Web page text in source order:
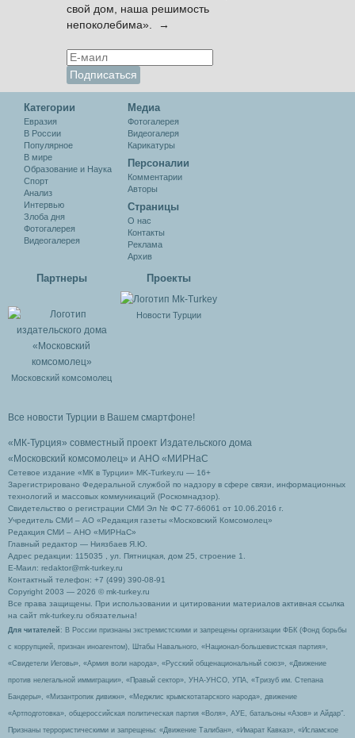
свой дом, наша решимость
непоколебима». →
Категории
Евразия
В России
Популярное
В мире
Образование и Наука
Спорт
Анализ
Интервью
Злоба дня
Фотогалерея
Видеогалерея
Медиа
Фотогалерея
Видеогалеря
Карикатуры
Персоналии
Комментарии
Авторы
Cтраницы
О нас
Контакты
Реклама
Архив
Партнеры
Московский комсомолец
Проекты
Новости Турции
Все новости Турции в Вашем смартфоне!
«МК-Турция» совместный проект Издательского дома
«Московский комсомолец» и АНО «МИРНаС
Сетевое издание «МК в Турции» MK-Turkey.ru — 16+
Зарегистрировано Федеральной службой по надзору в сфере связи, информационных
технологий и массовых коммуникаций (Роскомнадзор).
Свидетельство о регистрации СМИ Эл № ФС 77-66061 от 10.06.2016 г.
Учредитель СМИ – АО «Редакция газеты «Московский Комсомолец»
Редакция СМИ – АНО «МИРНаС»
Главный редактор — Ниязбаев Я.Ю.
Адрес редакции: 115035 , ул. Пятницкая, дом 25, строение 1.
Е-Маил: redaktor@mk-turkey.ru
Контактный телефон: +7 (499) 390-08-91
Copyright 2003 — 2026 © mk-turkey.ru
Все права защищены. При использовании и цитировании материалов активная ссылка
на сайт mk-turkey.ru обязательна!
Для читателей : В России признаны экстремистскими и запрещены организации ФБК (Фонд борьбы
с коррупцией, признан иноагентом), Штабы Навального, «Национал-большевистская партия»,
«Свидетели Иеговы», «Армия воли народа», «Русский общенациональный союз», «Движение
против нелегальной иммиграции», «Правый сектор», УНА-УНСО, УПА, «Тризуб им. Степана
Бандеры», «Мизантропик дивижн», «Меджлис крымскотатарского народа», движение
«Артподготовка», общероссийская политическая партия «Воля», АУЕ, батальоны «Азов» и Айдар″.
Признаны террористическими и запрещены: «Движение Талибан», «Имарат Кавказ», «Исламское